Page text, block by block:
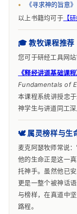
《寻求神的旨意》
以上书籍均可于【研
🎓 教牧课程推荐
您可于研经工具网
《释经讲道基础课程
Fundamentals of
本课程系统讲授忠
神学生与讲道同工
🕊 属灵榜样与生
麦克阿瑟牧师常说
他的生命正是这一
托神手。虽然他已
更是一整个被神话
与榜样，在真道中
路程。